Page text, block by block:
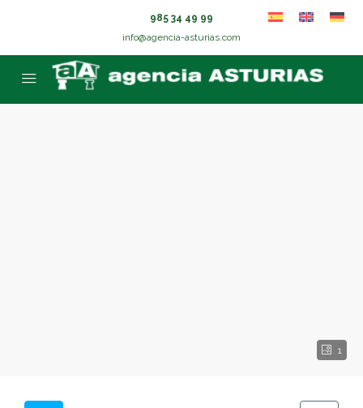
985 34 49 99
info@agencia-asturias.com
1